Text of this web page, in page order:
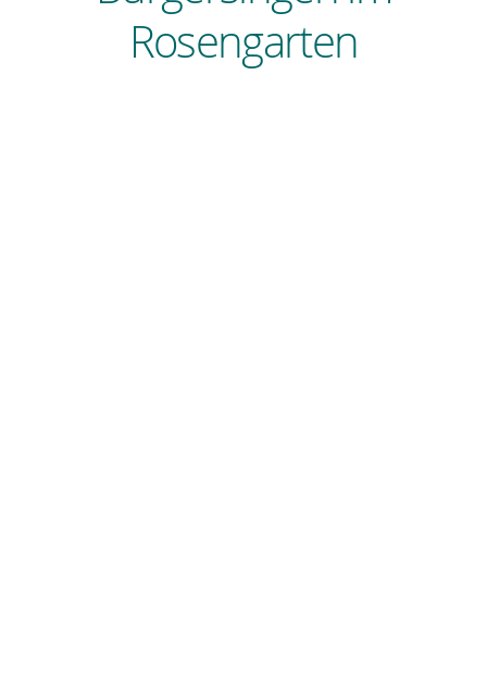
Rosengarten